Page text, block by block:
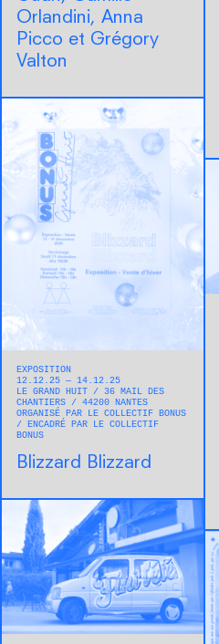
Orlandini, Anna
Picco et Grégory
Valton
EXPOSITION
12.12.25 — 14.12.25
LE GRAND HUIT
36 MAIL DES
CHANTIERS
44200 NANTES
ORGANISÉ PAR LE COLLECTIF BONUS
ENCADRÉ PAR LE COLLECTIF
BONUS
Blizzard Blizzard